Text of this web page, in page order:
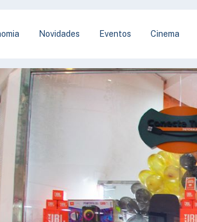
Novidades Eventos Cinema